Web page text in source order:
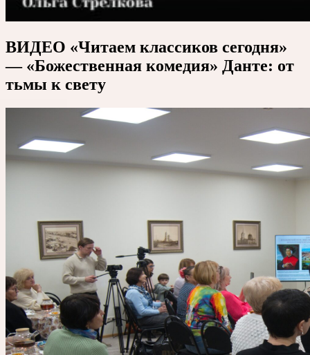
ВИДЕО «Читаем классиков сегодня»
— «Божественная комедия» Данте: от
тьмы к свету